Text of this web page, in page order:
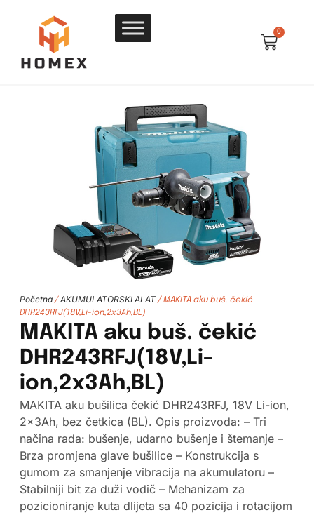
0
Početna/ AKUMULATORSKI ALAT/ MAKITA aku buš. čekić
DHR243RFJ(18V,Li-ion,2x3Ah,BL)
MAKITA aku buš. čekić
DHR243RFJ(18V,Li-
ion,2x3Ah,BL)
MAKITA aku bušilica čekić DHR243RFJ, 18V Li-ion,
2x3Ah, bez četkica (BL). Opis proizvoda: – Tri
načina rada: bušenje, udarno bušenje i štemanje –
Brza promjena glave bušilice – Konstrukcija s
gumom za smanjenje vibracija na akumulatoru –
Stabilniji bit za duži vodič – Mehanizam za
pozicioniranje kuta dlijeta sa 40 pozicija i rotacijom